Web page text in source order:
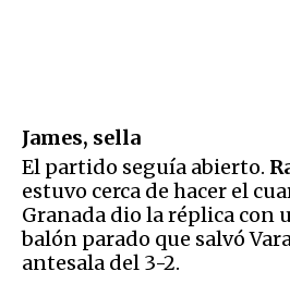
James, sella
El partido seguía abierto.
estuvo cerca de hacer el
Granada dio la réplica con
balón parado que salvó
antesala del 3-2.